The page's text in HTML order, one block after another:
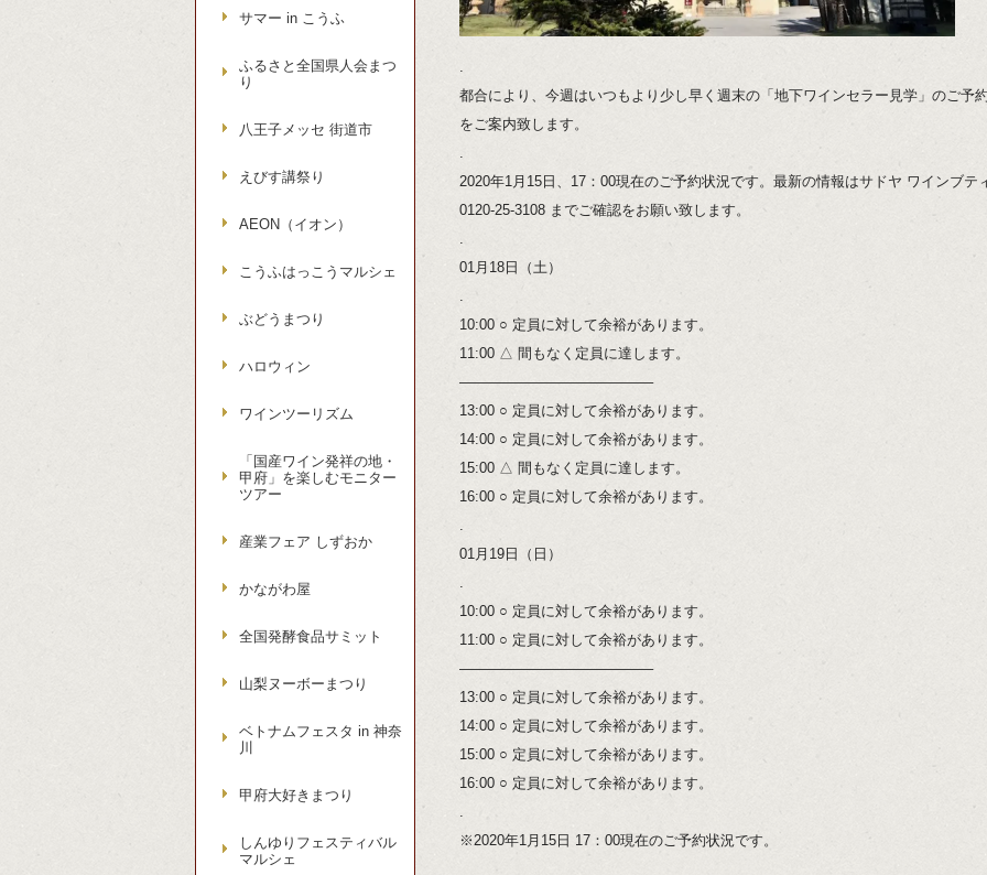
.
都合により、今週はいつもより少し早く週末の「地下ワインセラー見学」のご予
をご案内致します。
.
2020年1月15日、17：00現在のご予約状況です。最新の情報はサドヤ ワインブテ
0120-25-3108 までご確認をお願い致します。
.
01月18日（土）
.
10:00 ○ 定員に対して余裕があります。
11:00 △ 間もなく定員に達します。
—————————————–
13:00 ○ 定員に対して余裕があります。
14:00 ○ 定員に対して余裕があります。
15:00 △ 間もなく定員に達します。
16:00 ○ 定員に対して余裕があります。
.
01月19日（日）
.
10:00 ○ 定員に対して余裕があります。
11:00 ○ 定員に対して余裕があります。
—————————————–
13:00 ○ 定員に対して余裕があります。
14:00 ○ 定員に対して余裕があります。
15:00 ○ 定員に対して余裕があります。
16:00 ○ 定員に対して余裕があります。
.
※2020年1月15日 17：00現在のご予約状況です。
サマー in こうふ
ふるさと全国県人会まつ
り
八王子メッセ 街道市
えびす講祭り
AEON（イオン）
こうふはっこうマルシェ
ぶどうまつり
ハロウィン
ワインツーリズム
「国産ワイン発祥の地・
甲府」を楽しむモニター
ツアー
産業フェア しずおか
かながわ屋
全国発酵食品サミット
山梨ヌーボーまつり
ベトナムフェスタ in 神奈
川
甲府大好きまつり
しんゆりフェスティバル
マルシェ